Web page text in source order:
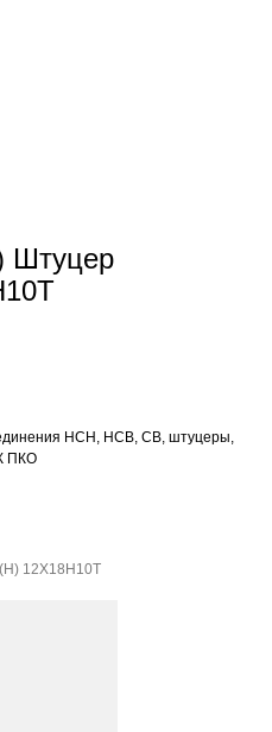
Штуцер
НСН, НСВ, СВ, штуцеры,
ПКО
12Х18Н10Т